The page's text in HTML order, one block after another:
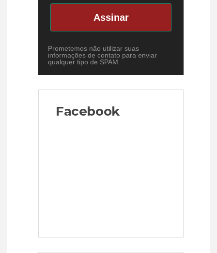
Assinar
Prometemos não utilizar suas
informações de contato para enviar
qualquer tipo de SPAM.
Facebook